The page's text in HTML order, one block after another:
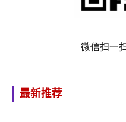
微信扫一
最新推荐